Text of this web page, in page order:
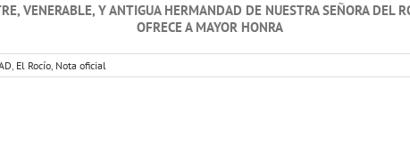
VENERABLE, Y ANTIGUA HERMANDAD DE NUESTRA SEÑORA DEL
OFRECE A MAYOR HONRA
El Rocío Nota oficial